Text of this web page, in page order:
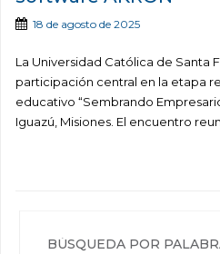
18 de agosto de 2025
La Universidad Católica de Santa
participación central en la etapa
educativo “Sembrando
Iguazú, Misiones. El encuentro
BÚSQUEDA POR